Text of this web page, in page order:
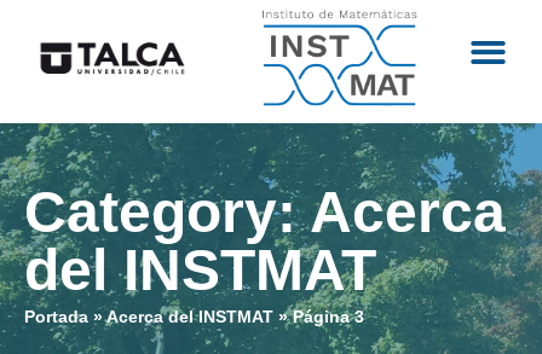
Category: Acerca
del INSTMAT
Portada »Acerca del INSTMAT »Página 3